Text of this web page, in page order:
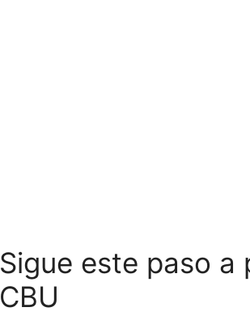
Sigue este paso a
CBU